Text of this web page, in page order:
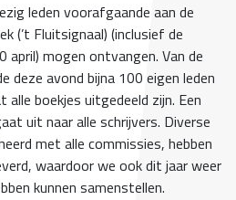
leden voorafgaande aan de
(’t Fluitsignaal) (inclusief de
april) mogen ontvangen. Van de
deze avond bijna 100 eigen leden
boekjes uitgedeeld zijn. Een
uit naar alle schrijvers. Diverse
met alle commissies, hebben
waardoor we ook dit jaar weer
kunnen samenstellen.